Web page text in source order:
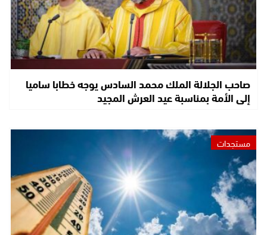
صاحب الجلالة الملك محمد السادس يوجه خطابا ساميا
إلى الأمة بمناسبة عيد العرش المجيد
مستجدات